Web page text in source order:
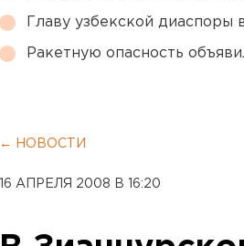
Главу узбекской
Ракетную опасность
← НОВОСТИ
16 АПРЕЛЯ 2008 В 16:20